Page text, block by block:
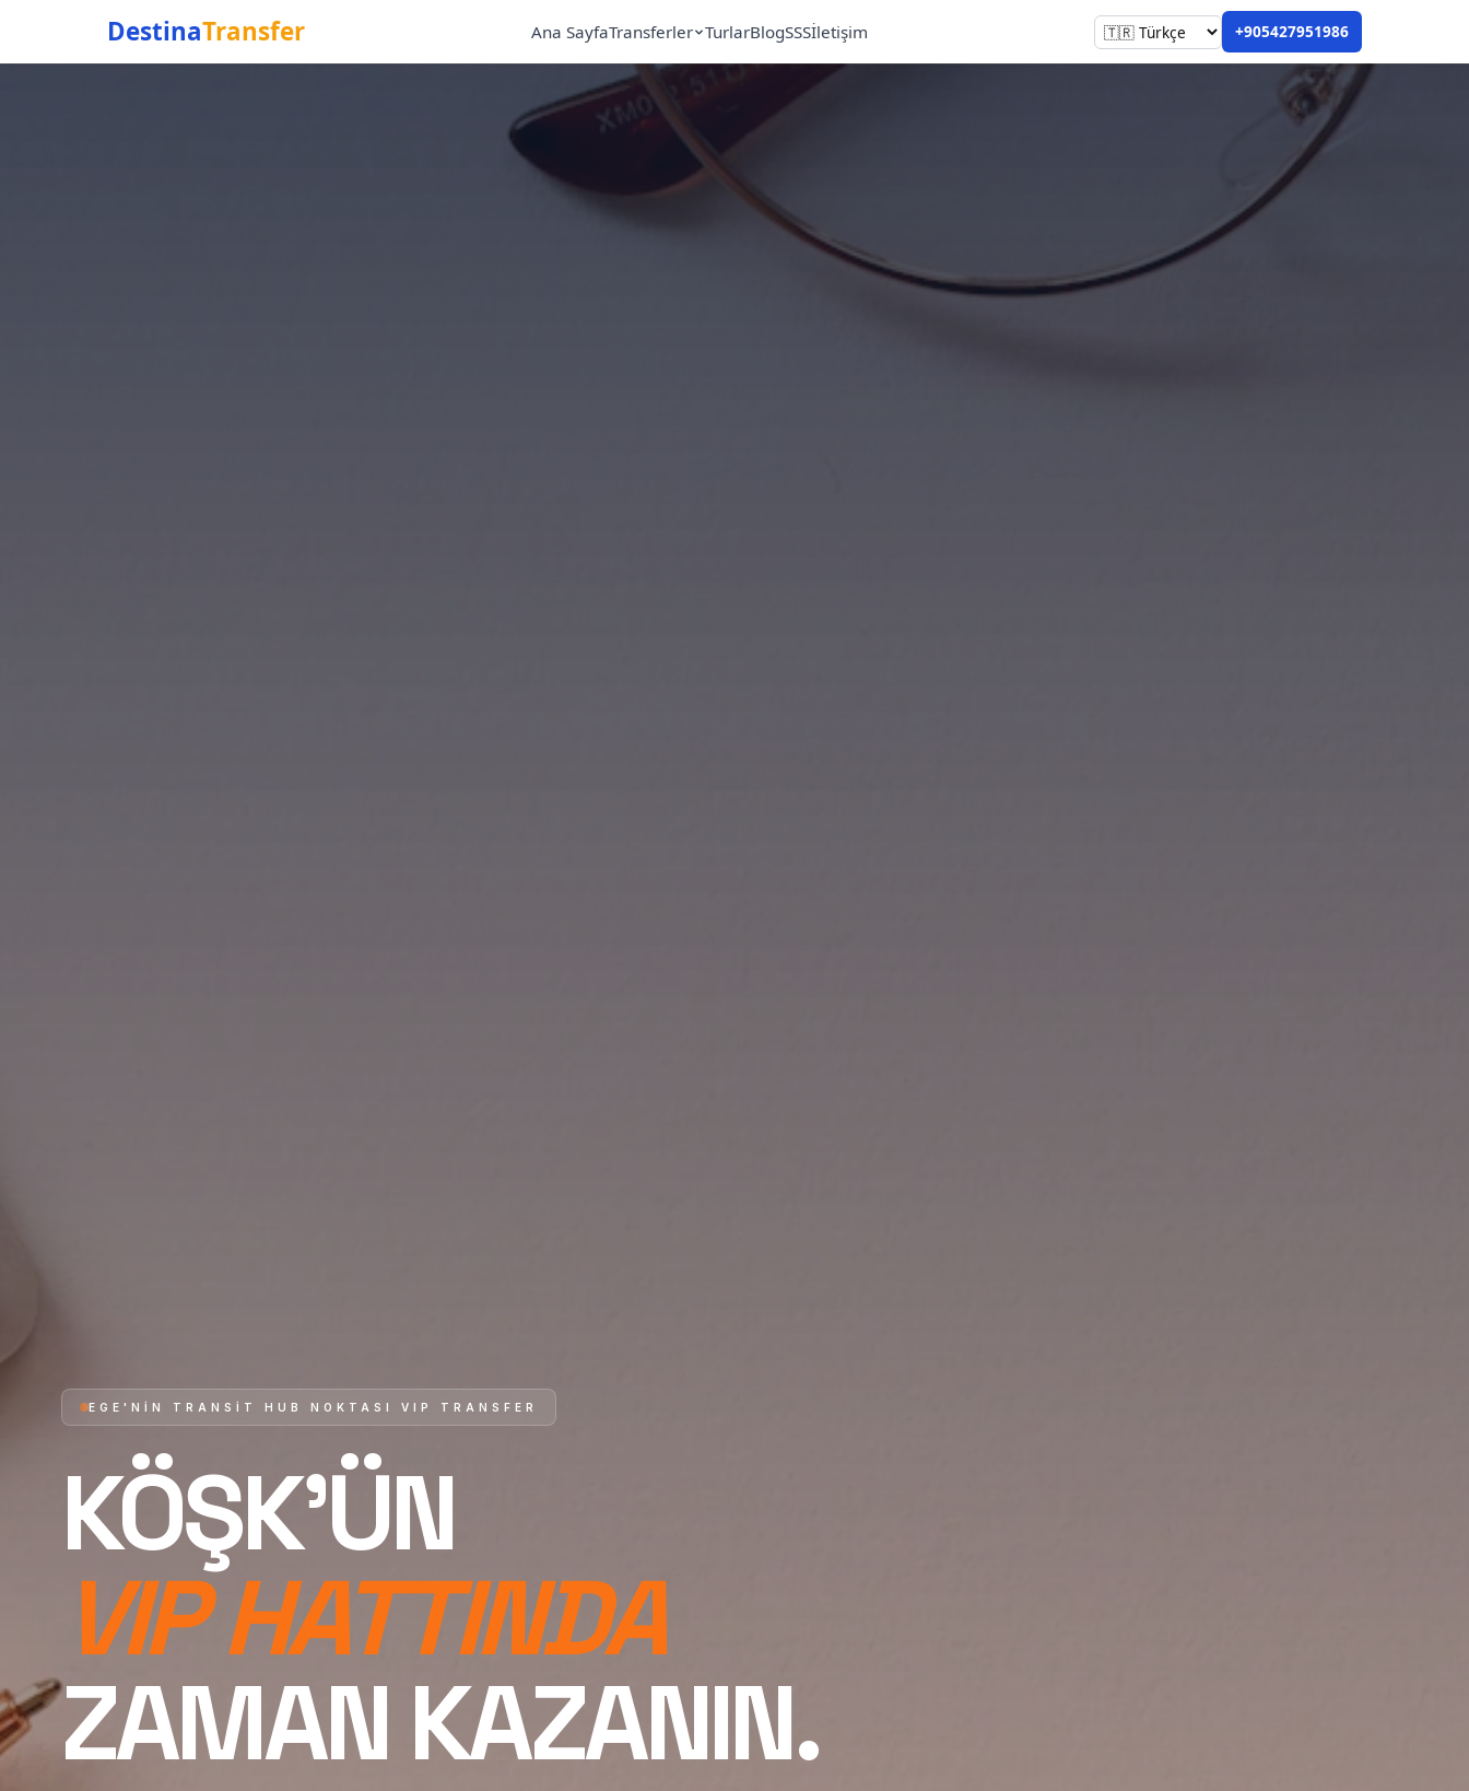
DestinaTransfer Ana SayfaTransferler TurlarBlogSSSİletişim +905427951986
EGE'NIN TRANSIT HUB NOKTASI VIP TRANSFER
KÖŞK'ÜN
VIP HATTINDA
ZAMAN KAZANIN.